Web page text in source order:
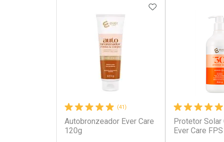
Ativar Desconto Ativar
(41)
Autobronzeador Ever Care
120g
ADICIONAR AOS
Protetor Solar
Ever Care